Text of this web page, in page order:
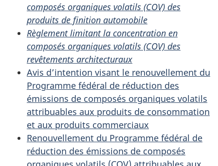
composés organiques volatils (COV) des
produits de finition automobile
Règlement limitant la concentration en
composés organiques volatils (COV) des
revêtements architecturaux
Avis d’intention visant le renouvellement du
Programme fédéral de réduction des
émissions de composés organiques volatils
attribuables aux produits de consommation
et aux produits commerciaux
Renouvellement du Programme fédéral de
réduction des émissions de composés